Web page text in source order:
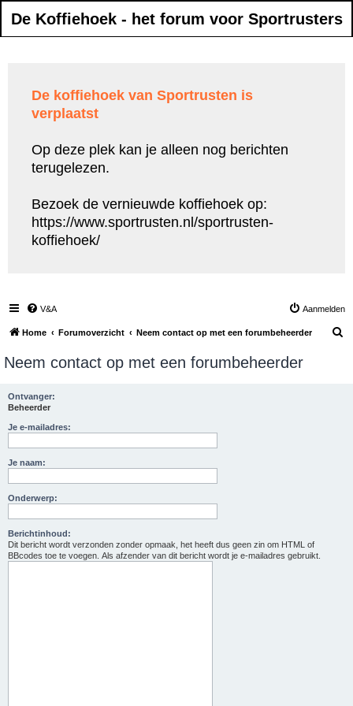
De Koffiehoek - het forum voor Sportrusters
De koffiehoek van Sportrusten is
verplaatst
Op deze plek kan je alleen nog berichten
terugelezen.
Bezoek de vernieuwde koffiehoek op:
https://www.sportrusten.nl/sportrusten-
koffiehoek/
V&A Aanmelden
Home Forumoverzicht Neem contact op met een forumbeheerder
Neem contact op met een forumbeheerder
Ontvanger:
Beheerder
Je e-mailadres:
Je naam:
Onderwerp:
Berichtinhoud:
Dit bericht wordt verzonden zonder opmaak, het heeft dus geen zin om HTML of
BBcodes toe te voegen. Als afzender van dit bericht wordt je e-mailadres gebruikt.